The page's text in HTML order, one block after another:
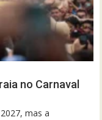
no Carnaval
mas a